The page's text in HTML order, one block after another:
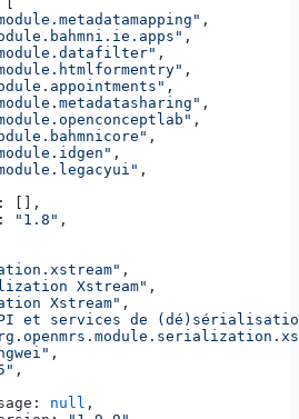
,
,
,
,
,
,
,
,
,
,
[],
"1.8" ,
,
Xstream" ,
Xstream" ,
et services de
,
,
null ,